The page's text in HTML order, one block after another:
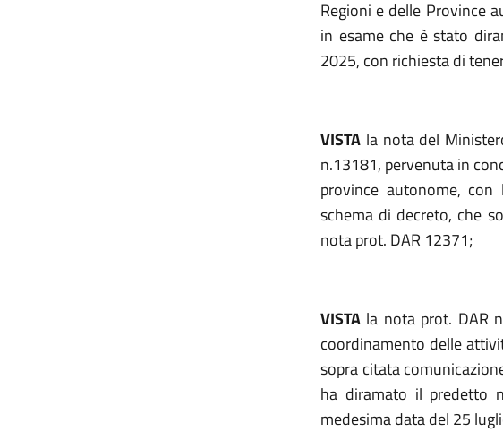
Regioni e delle Province
in esame che è stato
2025, con richiesta di
VISTA la nota del
n.13181, pervenuta in
province autonome,
schema di decreto, che
nota prot. DAR 12371;
VISTA la nota prot. DAR
coordinamento delle
sopra citata
ha diramato il predetto
medesima data del 25